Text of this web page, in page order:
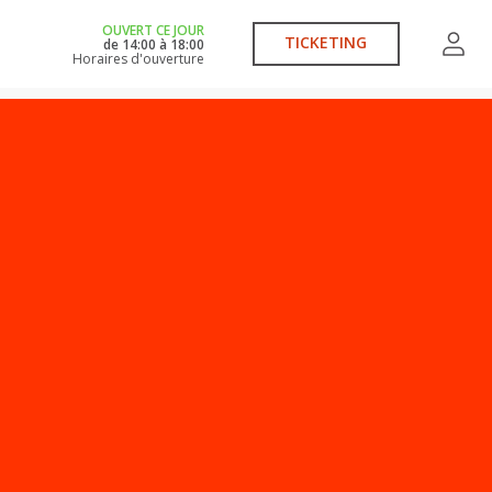
OUVERT CE JOUR
de 14:00 à 18:00
Horaires d'ouverture
TICKETING